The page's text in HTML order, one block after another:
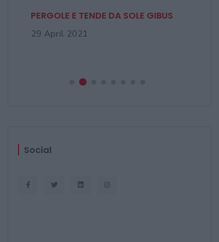
PERGOLE E TENDE DA SOLE GIBUS
29 April 2021
Social